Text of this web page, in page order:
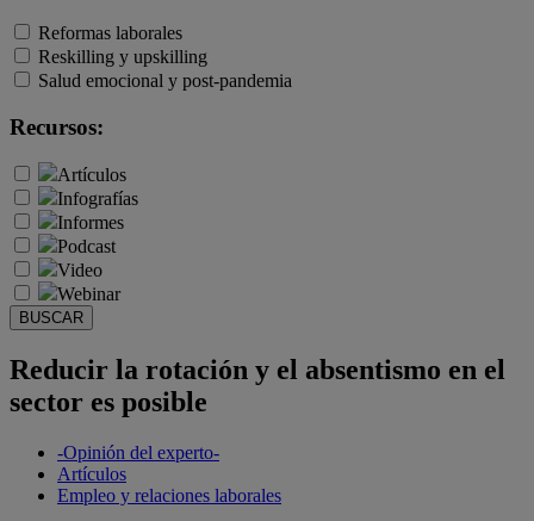
Reformas laborales
Reskilling y upskilling
Salud emocional y post-pandemia
Recursos:
Artículos
Infografías
Informes
Podcast
Video
Webinar
BUSCAR
Reducir la rotación y el absentismo en el
sector es posible
-Opinión del experto-
Artículos
Empleo y relaciones laborales